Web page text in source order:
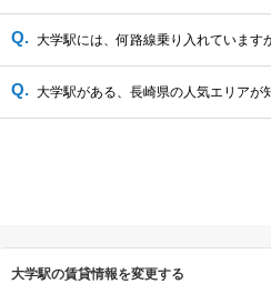
大学駅には、何路線乗り入れています
大学駅がある、長崎県の人気エリアが
大学駅の賃貸情報を変更する